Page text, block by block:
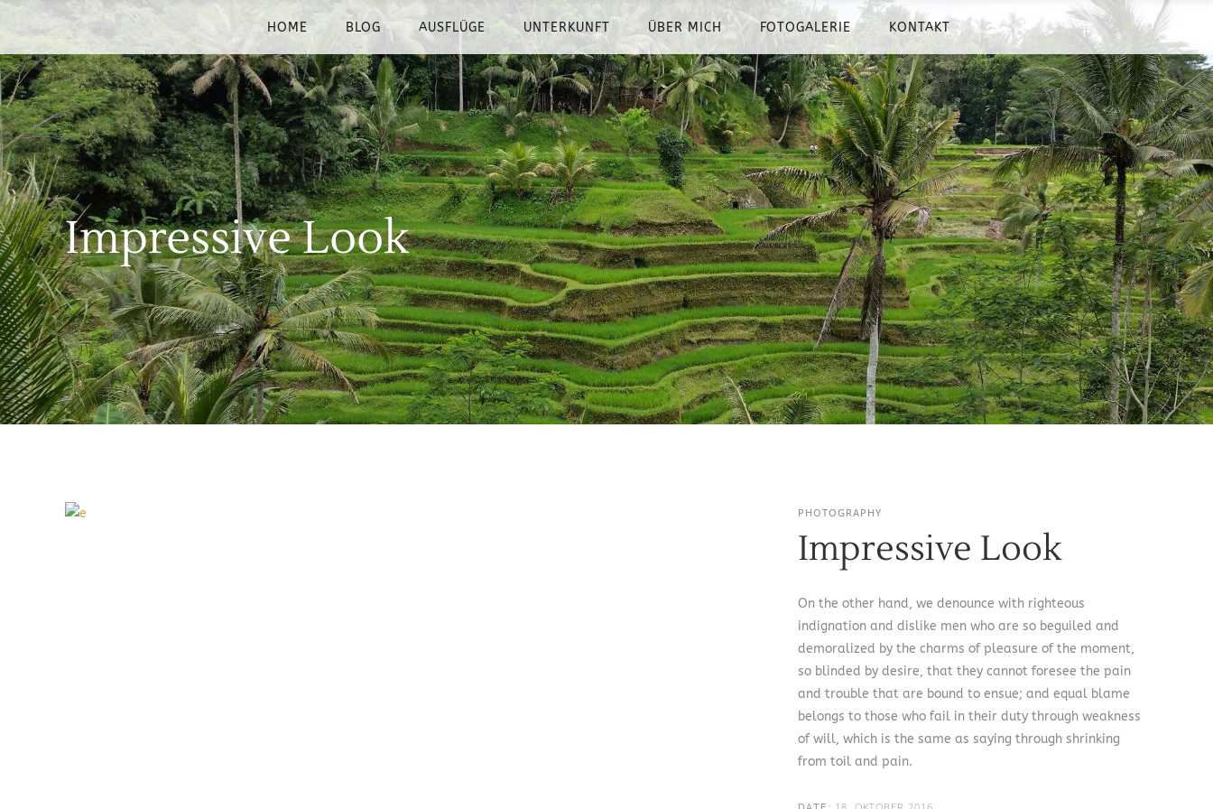
HOME BLOG AUSFLÜGE UNTERKUNFT ÜBER MICH FOTOGALERIE KONTAKT
Impressive Look
PHOTOGRAPHY
Impressive Look
On the other hand, we denounce with righteous
indignation and dislike men who are so beguiled and
demoralized by the charms of pleasure of the moment,
so blinded by desire, that they cannot foresee the pain
and trouble that are bound to ensue; and equal blame
belongs to those who fail in their duty through weakness
of will, which is the same as saying through shrinking
from toil and pain.